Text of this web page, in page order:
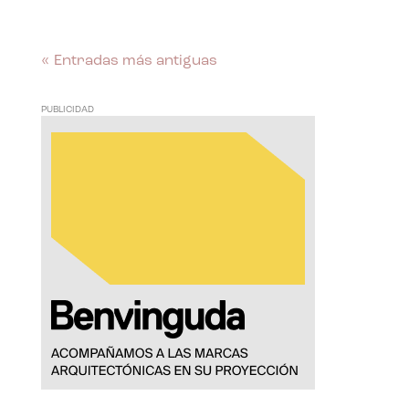
« Entradas más antiguas
PUBLICIDAD